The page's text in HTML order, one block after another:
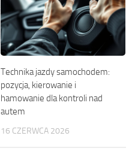
Technika jazdy samochodem:
pozycja, kierowanie i
hamowanie dla kontroli nad
autem
16 CZERWCA 2026